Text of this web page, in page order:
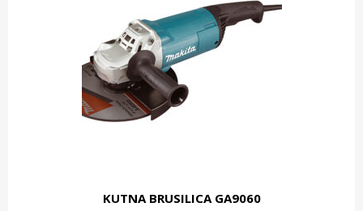
KUTNA BRUSILICA GA9060